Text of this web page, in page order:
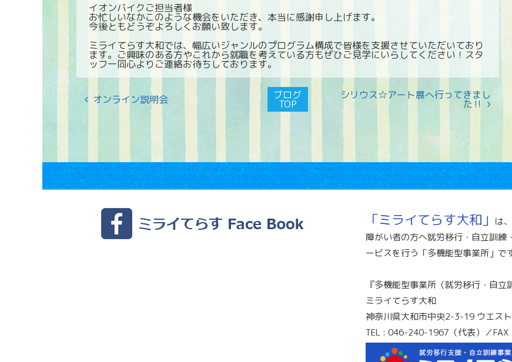
イオンバイクご担当者様
お忙しいなかこのような機会をいただき、本当に感謝申し上げます。
今後ともどうぞよろしくお願い致します。
ミライてらす大和では、幅広いジャンルのプログラム構成で皆様を支援させていただいており
ます。ご興味のある方やこれから就職を考えている方もぜひご見学にいらしてください！スタ
ッフ一同心よりご連絡お待ちしております。
オンライン説明会 ブログ
TOP
シリウス☆アート展へ行ってきまし
た‼
「ミライてらす大和」
は、
障がい者の方へ就労移行・自立訓練
ービスを行う「多機能型事業所」
『多機能型事業所（就労移行・自
ミライてらす大和
神奈川県大和市中央2-3-19 ウエス
TEL : 046-240-1967（代表）／